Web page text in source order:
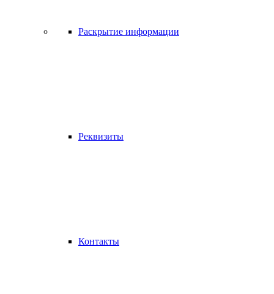
Раскрытие информации
Реквизиты
Контакты